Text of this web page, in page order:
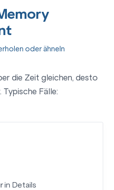
oder ähneln
die Zeit gleichen, desto
Fälle:
in Details